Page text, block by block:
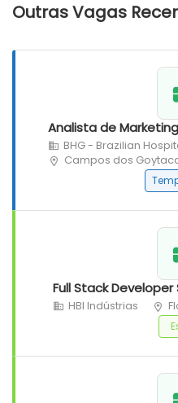
Outras Vagas
Analista de Marketing
BHG - Brazilian
Campos dos
Full Stack Developer
HBI Indústrias